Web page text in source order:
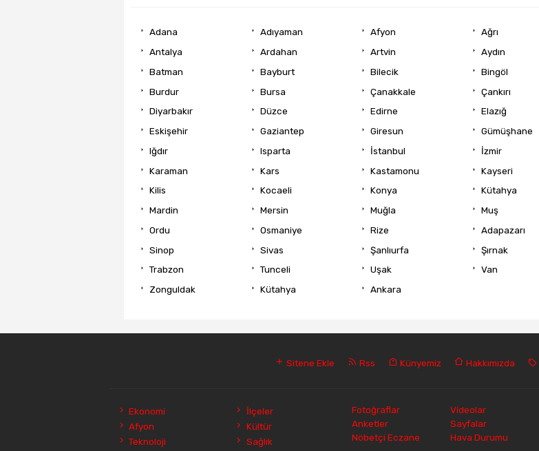
Adana Adıyaman Afyon Ağrı
Antalya
Ardahan Artvin Aydın
Batman
Bayburt Bilecik Bingöl
Burdur
Bursa Çanakkale Çankırı
Diyarbakır
Düzce Edirne Elazığ
Eskişehir
Gaziantep Giresun Gümüşhane
Iğdır
Isparta İstanbul İzmir
Karaman
Kars Kastamonu Kayseri
Kilis
Kocaeli Konya Kütahya
Mardin
Mersin Muğla Muş
Ordu
Osmaniye Rize Adapazarı
Sinop
Sivas Şanlıurfa Şırnak
Trabzon
Tunceli Uşak Van
Zonguldak
Kütahya Ankara
Sitene Ekle Rss Künyemiz Hakkımızda
Ekonomi
İlçeler
Afyon
Kültür
Teknoloji
Sağlık
Fotoğraflar Videolar
Anketler
Sayfalar
Nöbetçi Eczane
Hava Durumu